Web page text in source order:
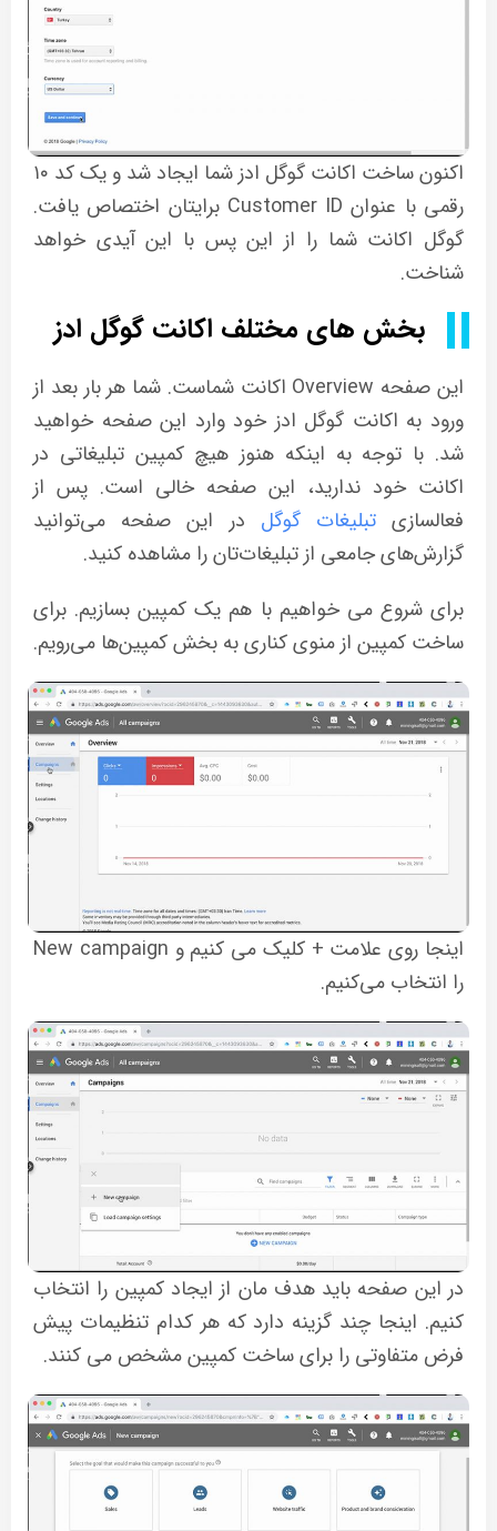
اکنون ساخت اکانت گوگل ادز شما ایجاد شد و یک کد ۱۰
رقمی با عنوان Customer ID برایتان اختصاص یافت.
گوگل اکانت شما را از این پس با این آیدی خواهد
شناخت.
بخش های مختلف اکانت گوگل ادز
این صفحه Overview اکانت شماست. شما هر بار بعد از
ورود به اکانت گوگل ادز خود وارد این صفحه خواهید
شد. با توجه به اینکه هنوز هیچ کمپین تبلیغاتی در
اکانت خود ندارید، این صفحه خالی است. پس از
فعالسازیتبلیغات گوگل در این صفحه می‌توانید
گزارش‌های جامعی از تبلیغات‌تان را مشاهده کنید.
برای شروع می خواهیم با هم یک کمپین بسازیم. برای
ساخت کمپین از منوی کناری به بخش کمپین‌ها می‌رویم.
اینجا روی علامت + کلیک می کنیم و New campaign
را انتخاب می‌کنیم.
در این صفحه باید هدف مان از ایجاد کمپین را انتخاب
کنیم. اینجا چند گزینه دارد که هر کدام تنظیمات پیش
فرض متفاوتی را برای ساخت کمپین مشخص می کنند.